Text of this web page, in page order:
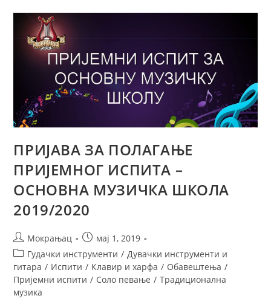
ПРИЈАВА ЗА ПОЛАГАЊЕ
ПРИЈЕМНОГ ИСПИТА –
ОСНОВНА МУЗИЧКА ШКОЛА
2019/2020
Мокрањац
мај 1, 2019
Гудачки инструменти / Дувачки инструменти и
гитара / Испити / Клавир и харфа / Обавештења /
Пријемни испити / Соло певање / Традиционална
музика